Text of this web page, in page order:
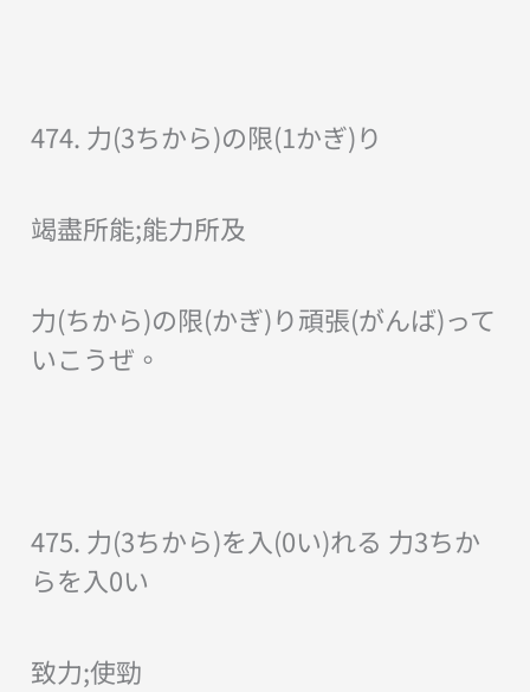
474. 力(3ちから)の限(1かぎ)り
竭盡所能;能力所及
力(ちから)の限(かぎ)り頑張(がんば)って
いこうぜ。
475. 力(3ちから)を入(0い)れる 力3ちか
らを入0い
致力;使勁